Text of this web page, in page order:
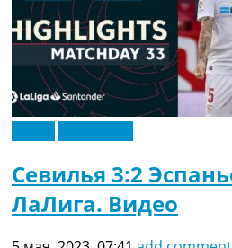
Севилья 3:2
ЛаЛига. Видео